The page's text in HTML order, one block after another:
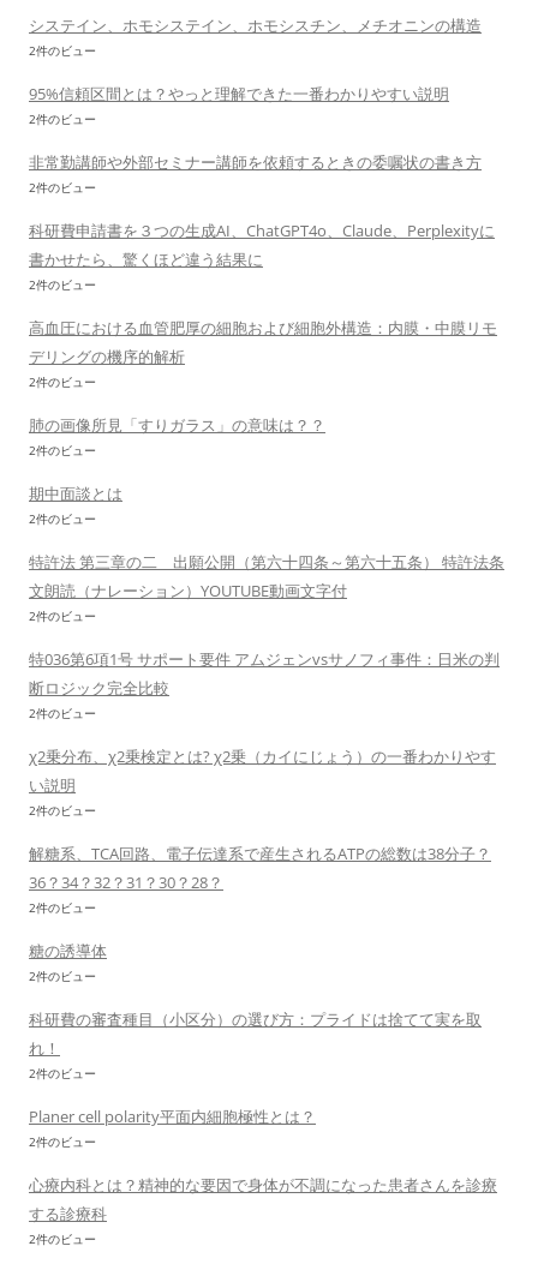
システイン、ホモシステイン、ホモシスチン、メチオニンの構造
2件のビュー
95%信頼区間とは？やっと理解できた一番わかりやすい説明
2件のビュー
非常勤講師や外部セミナー講師を依頼するときの委嘱状の書き方
2件のビュー
科研費申請書を３つの生成AI、ChatGPT4o、Claude、Perplexityに
書かせたら、驚くほど違う結果に
2件のビュー
高血圧における血管肥厚の細胞および細胞外構造：内膜・中膜リモ
デリングの機序的解析
2件のビュー
肺の画像所見「すりガラス」の意味は？？
2件のビュー
期中面談とは
2件のビュー
特許法 第三章の二 出願公開（第六十四条～第六十五条） 特許法条
文朗読（ナレーション）YOUTUBE動画文字付
2件のビュー
特036第6項1号 サポート要件 アムジェンvsサノフィ事件：日米の判
断ロジック完全比較
2件のビュー
χ2乗分布、χ2乗検定とは? χ2乗（カイにじょう）の一番わかりやす
い説明
2件のビュー
解糖系、TCA回路、電子伝達系で産生されるATPの総数は38分子？
36？34？32？31？30？28？
2件のビュー
糖の誘導体
2件のビュー
科研費の審査種目（小区分）の選び方：プライドは捨てて実を取
れ！
2件のビュー
Planer cell polarity平面内細胞極性とは？
2件のビュー
心療内科とは？精神的な要因で身体が不調になった患者さんを診療
する診療科
2件のビュー